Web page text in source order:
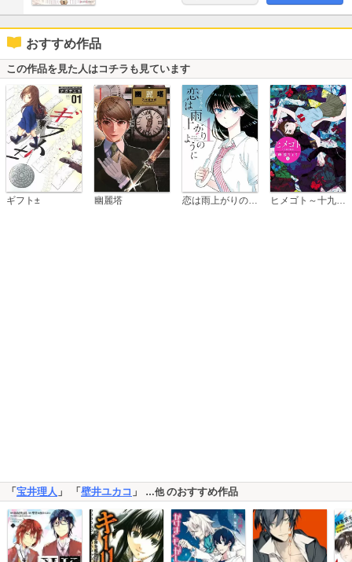
おすすめ作品
この作品を見た人はコチラも見ています
ギフト± 幽麗塔 ヒメゴト～十九歳の制服～
「宝井理人 」 「壁井ユカコ 」 …他のおすすめ作品